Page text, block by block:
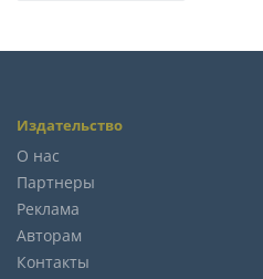
Издательство
О нас
Партнеры
Реклама
Авторам
Контакты